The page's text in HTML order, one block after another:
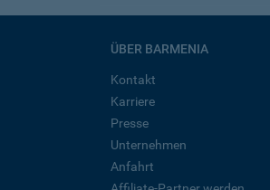
ÜBER BARMENIA
Kontakt
Karriere
Presse
Unternehmen
Anfahrt